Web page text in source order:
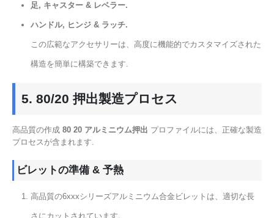
足, キャスター & レベラー.
ハンドル, ヒンジ & ラッチ.
この広範なアクセサリーは、高度に機能的でカスタマイズされた
構造を簡単に構築できます.
5. 80/20 押出製造プロセス
高品質の作成 80 20 アルミニウム押出 プロファイルには、正確な製造
プロセスが含まれます.
ビレットの準備 & 予熱
高品質の6xxxシリーズアルミニウム合金ビレットは、適切な長
さにカットされています.